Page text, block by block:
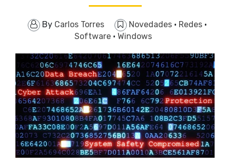
By Carlos Torres Novedades · Redes ·
Software · Windows